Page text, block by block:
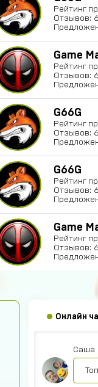
Рейтинг
Отзывов:
Game
Рейтинг
Отзывов:
G66G
Рейтинг
Отзывов:
G66G
Рейтинг
Отзывов:
Game
Рейтинг
Отзывов:
Онлайн
Саша
Топ